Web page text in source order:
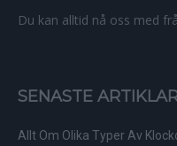
Du kan alltid nå oss med
SENASTE
Allt Om Olika Typer Av